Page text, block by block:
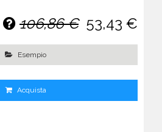
106,86 € 53,43 €
Esempio
Acquista